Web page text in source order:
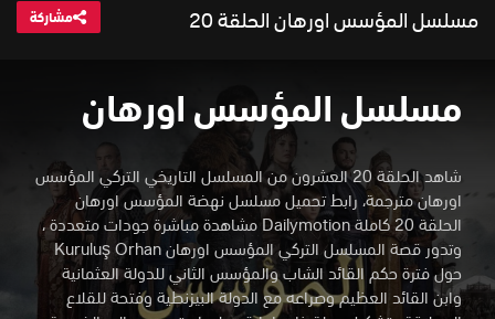
مسلسل المؤسس اورهان الحلقة 20 مشاركة
مسلسل المؤسس اورهان
شاهد الحلقة 20 العشرون من المسلسل التاريخي التركي المؤسس
اورهان مترجمة، رابط تحميل مسلسل نهضة المؤسس اورهان
الحلقة 20 كاملة Dailymotion مشاهدة مباشرة جودات متعددة ،
وتدور قصة المسلسل التركي المؤسس اورهان Kuruluş Orhan
حول فترة حكم القائد الشاب والمؤسس الثاني للدولة العثمانية
وابن القائد العظيم وصراعه مع الدولة البيزنطية وفتحة للقلاع